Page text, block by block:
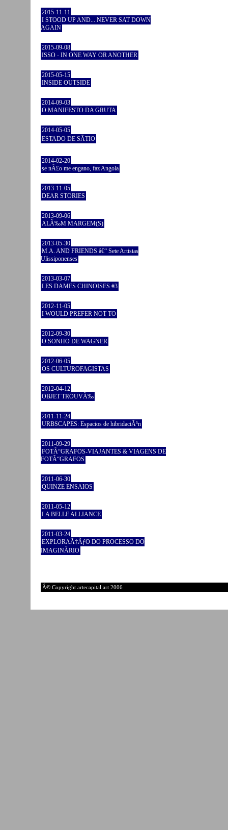
2015-11-11
I STOOD UP AND... NEVER SAT DOWN
AGAIN
2015-09-08
ISSO - IN ONE WAY OR ANOTHER
2015-05-15
INSIDE OUTSIDE
2014-09-03
O MANIFESTO DA GRUTA
2014-05-05
ESTADO DE SÃTIO
2014-02-20
se nÃ£o me engano, faz Angola
2013-11-05
DEAR STORIES
2013-09-06
ALÃ‰M MARGEM(S)
2013-05-30
M.A. AND FRIENDS â€“ Sete Artistas
Ulissiponenses
2013-03-07
LES DAMES CHINOISES #3
2012-11-05
I WOULD PREFER NOT TO
2012-09-30
O SONHO DE WAGNER
2012-06-05
OS CULTUROFAGISTAS
2012-04-12
OBJET TROUVÃ‰
2011-11-24
URBSCAPES: Espacios de hibridaciÃ³n
2011-09-29
FOTÃ“GRAFOS-VIAJANTES & VIAGENS DE
FOTÃ“GRAFOS
2011-06-30
QUINZE ENSAIOS
2011-05-12
LA BELLE ALLIANCE
2011-03-24
EXPLORAÃ‡ÃƒO DO PROCESSO DO
IMAGINÃRIO
Â© Copyright artecapital.art 2006